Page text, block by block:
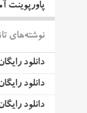
پاورپوینت
نوشته‌های
دانلود
دانلود
دانلود